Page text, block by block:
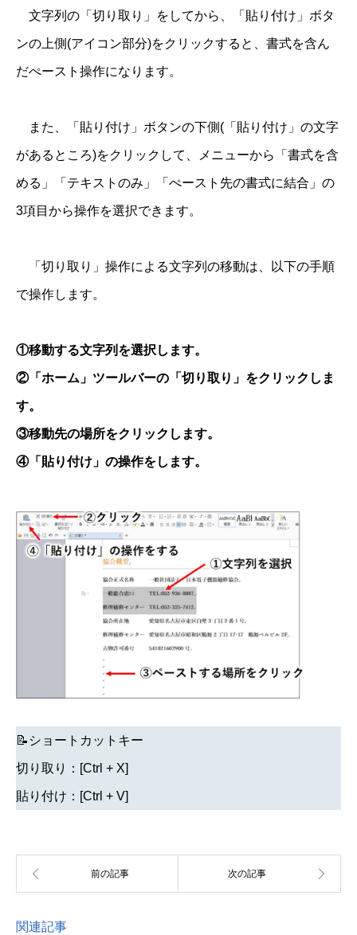
文字列の「切り取り」をしてから、「貼り付け」ボタ
ンの上側(アイコン部分)をクリックすると、書式を含ん
だぺースト操作になります。
また、「貼り付け」ボタンの下側(「貼り付け」の文字
があるところ)をクリックして、メニューから「書式を含
める」「テキストのみ」「ぺースト先の書式に結合」の
3項目から操作を選択できます。
「切り取り」操作による文字列の移動は、以下の手順
で操作します。
①移動する文字列を選択します。
②「ホーム」ツールバーの「切り取り」をクリックしま
す。
③移動先の場所をクリックします。
④「貼り付け」の操作をします。
📝ショートカットキー
切り取り：[Ctrl + X]
貼り付け：[Ctrl + V]
関連記事